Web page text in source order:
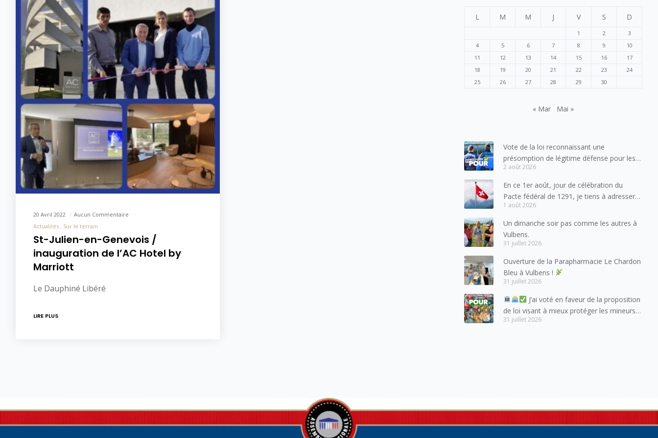
20 Avril 2022
Aucun Commentaire
Actualités
Sur le terrain
St-Julien-en-Genevois /
inauguration de l’AC Hotel by
Marriott
Le Dauphiné Libéré
LIRE PLUS
L M M J V S D
1 2
3
4
5 6 7 8 9
10
11
12 13 14 15 16
17
18
19 20 21 22 23
24
25
26 27 28 29 30
« Mar Mai »
Vote de la loi reconnaissant une
présomption de légitime défense pour les
forces de l’ordre
2 août 2026
En ce 1er août, jour de célébration du
Pacte fédéral de 1291, je tiens à adresser
mes meilleures salutations à nos voisins et
amis suisses, et plus particulièrement aux
habitants du bassin genevois et de l’arc
lémanique, avec lesquels la Haute-Savoie
1 août 2026
Un dimanche soir pas comme les autres à
Vulbens.
31 juillet 2026
Ouverture de la Parapharmacie Le Chardon
Bleu à Vulbens !
31 juillet 2026
J’ai voté en faveur de la proposition
de loi visant à mieux protéger les mineurs
des risques liés à l’utilisation des réseaux
31 juillet 2026